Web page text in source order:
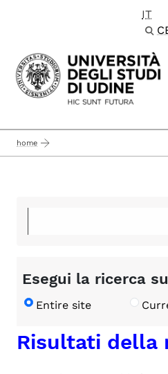
Passa al contenuto
IT
home
Esegui la ricerca
Entire site
Risultati della